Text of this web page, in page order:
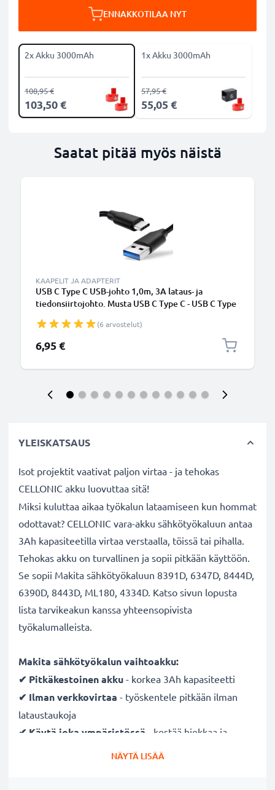
ENNAKKOTILAA NYT
2x Akku 3000mAh
103,50 €
108,95 €
1x Akku 3000mAh
55,05 €
57,95 €
Saatat pitää myös näistä
KAAPELIT JA ADAPTERIT
USB C Type C USB-johto 1,0m, 3A lataus- ja
tiedonsiirtojohto. Musta USB C Type C - USB C Type
(6 arvostelut)
6,95 €
YLEISKATSAUS
Isot projektit vaativat paljon virtaa - ja tehokas
CELLONIC akku luovuttaa sitä!
Miksi kuluttaa aikaa työkalun lataamiseen kun hommat
odottavat? CELLONIC vara-akku sähkötyökaluun antaa
3Ah kapasiteetilla virtaa verstaalla, töissä tai pihalla.
Tehokas akku on turvallinen ja sopii pitkään käyttöön.
Se sopii Makita sähkötyökaluun 8391D, 6347D, 8444D,
6390D, 8443D, ML180, 4334D. Katso sivun lopusta
lista tarvikeakun kanssa yhteensopivista
työkalumalleista.
Makita sähkötyökalun vaihtoakku:
✔ Pitkäkestoinenakku - korkea 3Ah kapasiteetti
✔ Ilman verkkovirtaa - työskentele pitkään ilman
lataustaukoja
✔ Käytä joka ympäristössä
- kestää hiekkaa ja
NÄYTÄ LISÄÄ